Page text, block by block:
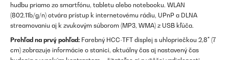
hudbu priamo zo smartfónu, tabletu alebo notebooku. WLAN
(802.11b/g/n) otvára prístup k internetovému rádiu, UPnP a DLNA
streamovaniu aj k zvukovým súborom (MP3, WMA) z USB kľúča.
Prehľad na prvý pohľad: Farebný HCC-TFT displej s uhlopriečkou 2,8" (7
cm) zobrazuje informácie o stanici, aktuálny čas aj nastavený čas